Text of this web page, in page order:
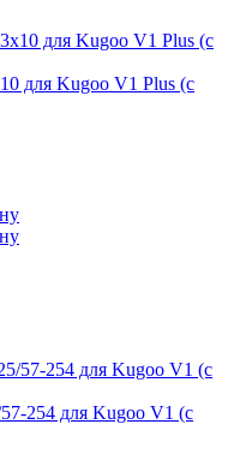
для Kugoo V1 Plus (с
254 для Kugoo V1 (с